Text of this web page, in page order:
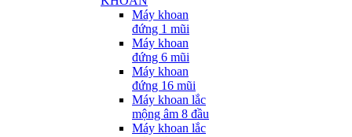
Máy khoan
đứng 1 mũi
Máy khoan
đứng 6 mũi
Máy khoan
đứng 16 mũi
Máy khoan lắc
mộng âm 8 đầu
Máy khoan lắc